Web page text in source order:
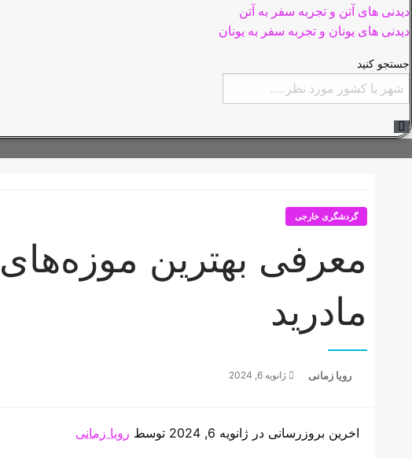
دیدنی های آتن و تجربه سفر به آتن
دیدنی های یونان و تجربه سفر به یونان
جستجو کنید
گردشگری خارجی
معرفی بهترین
مادرید
رویا زمانی
Posted
ژانویه 6, 2024
اخرین بروزرسانی در ژانویه 6, 2024 توسط رویا زمانی